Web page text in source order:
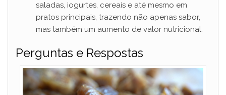
o
saladas, iogurtes, cereais e até mesmo em
pratos principais, trazendo não apenas sabor,
mas também um aumento de valor nutricional.
Perguntas e Respostas